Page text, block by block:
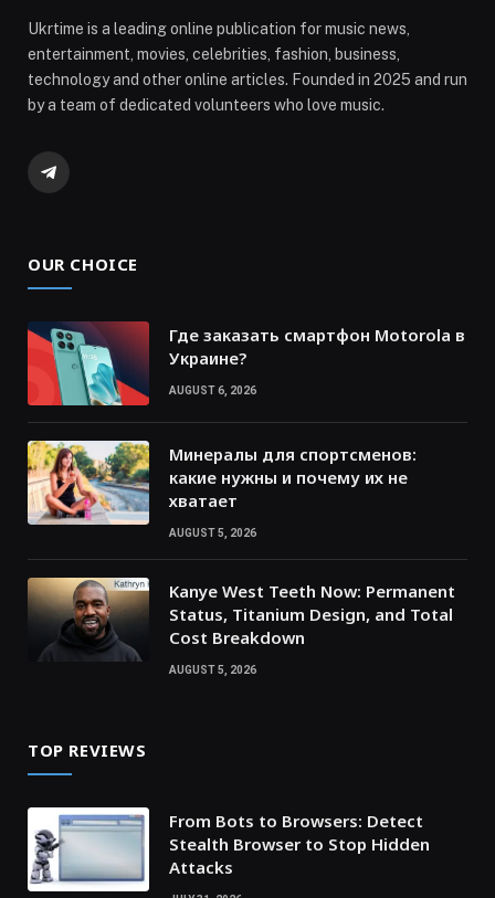
Ukrtime is a leading online publication for music news,
entertainment, movies, celebrities, fashion, business,
technology and other online articles. Founded in 2025 and run
by a team of dedicated volunteers who love music.
Telegram
OUR CHOICE
Где заказать смартфон Motorola в
Украине?
AUGUST 6, 2026
Минералы для спортсменов:
какие нужны и почему их не
хватает
AUGUST 5, 2026
Kanye West Teeth Now: Permanent
Status, Titanium Design, and Total
Cost Breakdown
AUGUST 5, 2026
TOP REVIEWS
From Bots to Browsers: Detect
Stealth Browser to Stop Hidden
Attacks